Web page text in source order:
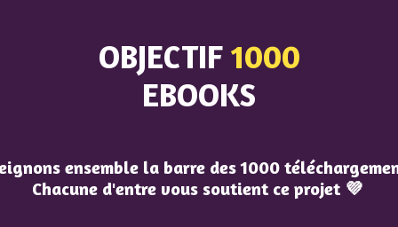
OBJECTIF 1000
EBOOKS
ensemble la barre des 1000
Chacune d'entre vous soutient ce projet 💜